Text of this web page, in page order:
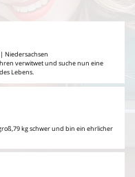
Niedersachsen
verwitwet und suche nun eine
Lebens.
kg schwer und bin ein ehrlicher